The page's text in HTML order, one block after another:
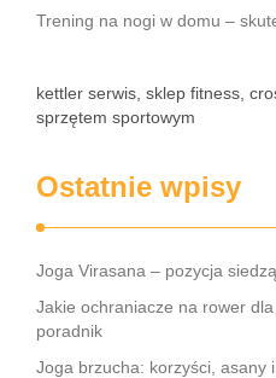
Trening na nogi w domu –
kettler serwis, sklep fitness,
sprzętem sportowym
Ostatnie wpisy
Joga Virasana – pozycja
Jakie ochraniacze na rower
poradnik
Joga brzucha: korzyści, asany